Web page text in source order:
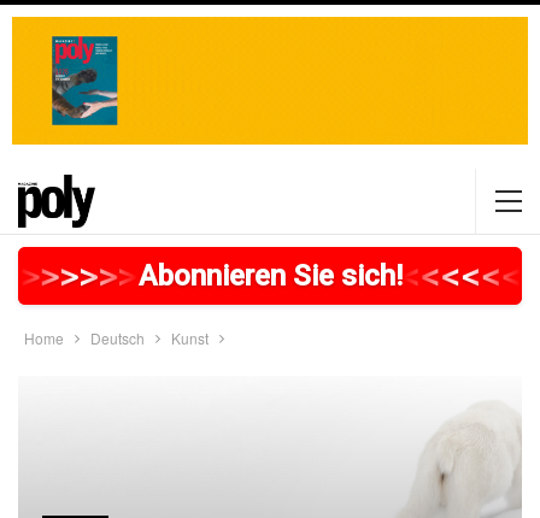
>>>>>>>>>>>>>>>>>
Abonnieren Sie sich!<<<<<<<
Home Deutsch Kunst